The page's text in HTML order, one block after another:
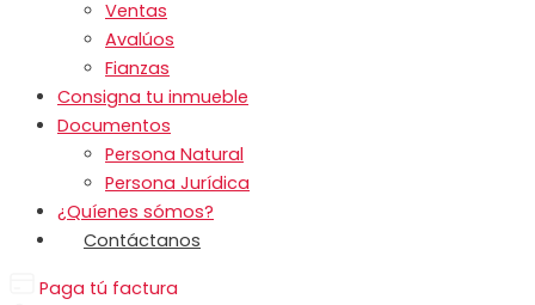
Ventas
Avalúos
Fianzas
Consigna tu inmueble
Documentos
Persona Natural
Persona Jurídica
¿Quíenes sómos?
Contáctanos
Paga tú factura